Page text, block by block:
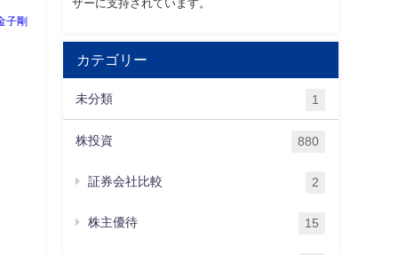
子剛
ザーに支持されています。
カテゴリー
未分類 1
株投資 880
証券会社比較 2
株主優待 15